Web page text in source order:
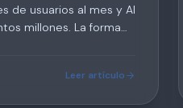
de usuarios al mes y AI
millones. La forma
que se achica.Leer artículo